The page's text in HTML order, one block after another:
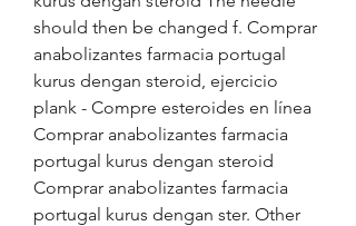
should then be changed f. Comprar
anabolizantes farmacia portugal
kurus dengan steroid, ejercicio
plank - Compre esteroides en línea
Comprar anabolizantes farmacia
portugal kurus dengan steroid
Comprar anabolizantes farmacia
portugal kurus dengan ster. Other